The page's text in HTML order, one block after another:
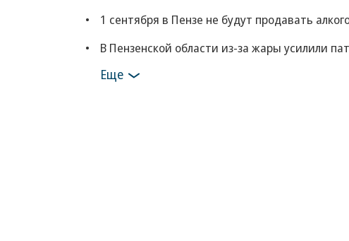
1 сентября в Пензе не будут продавать
В Пензенской области из-за жары усилили
Еще